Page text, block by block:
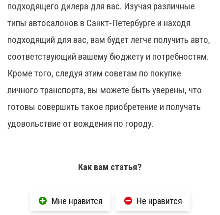
подходящего дилера для вас. Изучая различные
типы автосалонов в Санкт-Петербурге и находя
подходящий для вас, вам будет легче получить авто,
соответствующий вашему бюджету и потребностям.
Кроме того, следуя этим советам по покупке
личного транспорта, вы можете быть уверены, что
готовы совершить такое приобретение и получать
удовольствие от вождения по городу.
Как вам статья?
Мне нравится Не нравится